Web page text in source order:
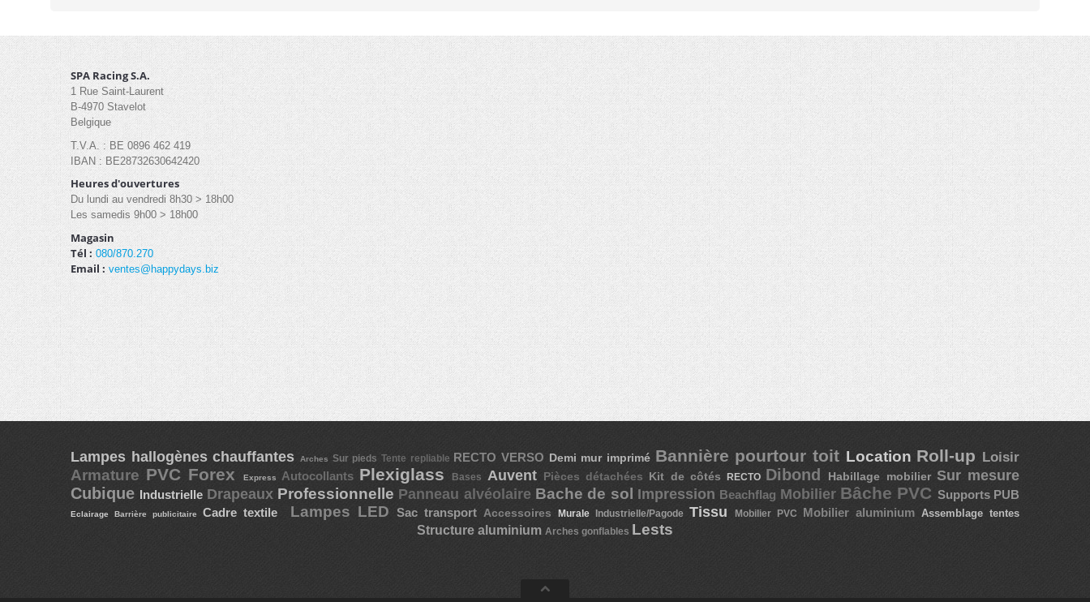
SPA Racing S.A.
1 Rue Saint-Laurent
B-4970 Stavelot
Belgique
T.V.A. : BE 0896 462 419
IBAN : BE28732630642420
Heures d'ouvertures
Du lundi au vendredi 8h30 > 18h00
Les samedis 9h00 > 18h00
Magasin
Tél : 080/870.270
Email : ventes@happydays.biz
Lampes hallogènes chauffantes Arches Sur piedsTente repliable RECTO VERSO Demi mur imprimé Bannière pourtour toit Location Roll-up Loisir
Armature PVC Forex Express Autocollants Plexiglass Bases Auvent Pièces détachées Kit de côtés RECTO Dibond Habillage mobilier Sur mesure
Cubique Industrielle Drapeaux Professionnelle Panneau alvéolaire Bache de sol Impression Beachflag Mobilier Bâche PVC Supports PUB
Eclairage Barrière publicitaire Cadre textile Lampes LED Sac transport Accessoires Murale Industrielle/Pagode Tissu Mobilier PVC Mobilier aluminium Assemblage tentes
Structure aluminium Arches gonflables Lests